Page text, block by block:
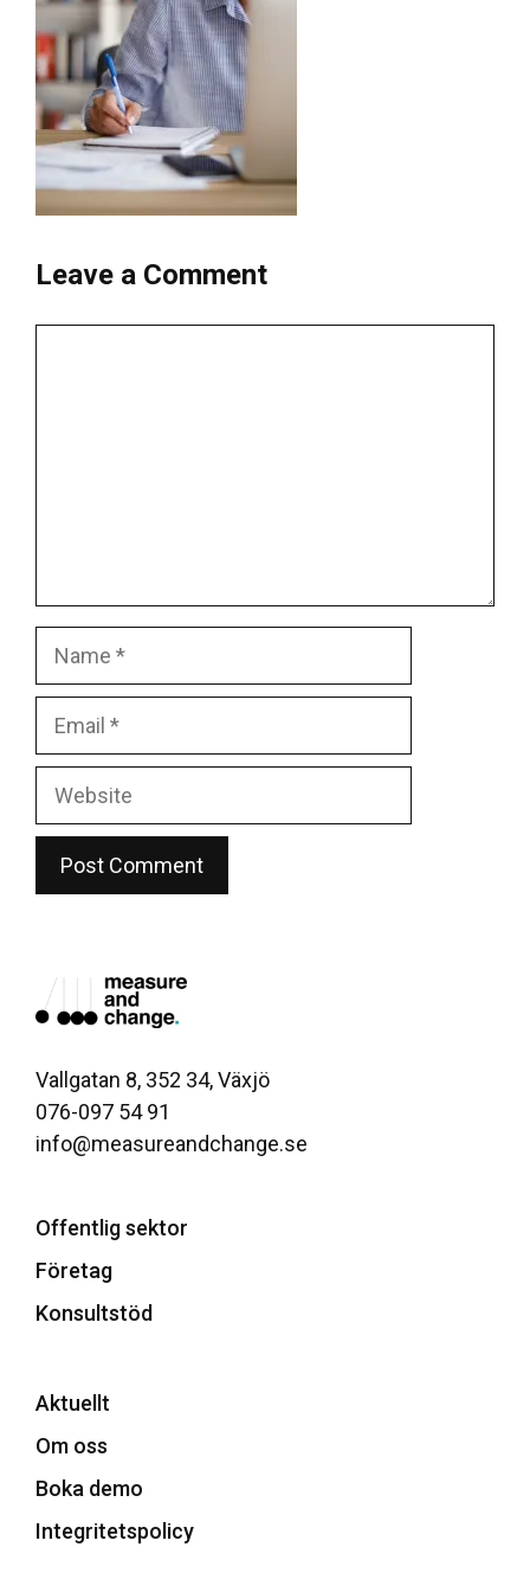
Leave a Comment
Website
Vallgatan 8, 352 34, Växjö
076-097 54 91
info@measureandchange.se
Offentlig sektor
Företag
Konsultstöd
Aktuellt
Om oss
Boka demo
Integritetspolicy